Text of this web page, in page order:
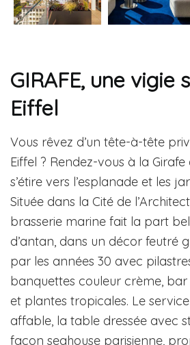
GIRAFE, une vigie
Eiffel
Vous rêvez d’un tête-à-tête
Eiffel ? Rendez-vous à la
s’étire vers l’esplanade et les
Située dans la Cité de
brasserie marine fait la part
d’antan, dans un décor feutré
par les années 30 avec
banquettes couleur crème,
et plantes tropicales. Le
affable, la table dressée avec
façon seahouse parisienne,